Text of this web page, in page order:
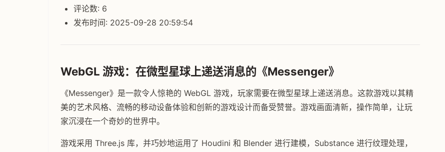
评论数: 6
发布时间: 2025-09-28 20:59:54
WebGL 游戏：在微型星球上递送消息的《Messenger》
《Messenger》是一款令人惊艳的 WebGL 游戏，玩家需要在微型星球上递送消息。这款游戏以其精
美的艺术风格、流畅的移动设备体验和创新的游戏设计而备受赞誉。游戏画面清新，操作简单，让玩
家沉浸在一个奇妙的世界中。
游戏采用 Three.js 库，并巧妙地运用了 Houdini 和 Blender 进行建模，Substance 进行纹理处理，